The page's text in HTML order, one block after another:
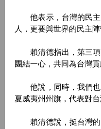
他表示，台灣的民主
人，更要與世界的民主
賴清德指出，第三項
團結一心，共同為台灣貢
他說，同時，我們也
夏威夷州州旗，代表對台
賴清德說，挺台灣的